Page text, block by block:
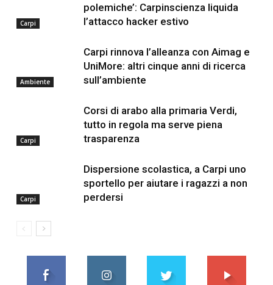
Carpi
polemiche’: Carpinscienza liquida
l’attacco hacker estivo
Ambiente
Carpi rinnova l’alleanza con Aimag e
UniMore: altri cinque anni di ricerca
sull’ambiente
Carpi
Corsi di arabo alla primaria Verdi,
tutto in regola ma serve piena
trasparenza
Carpi
Dispersione scolastica, a Carpi uno
sportello per aiutare i ragazzi a non
perdersi